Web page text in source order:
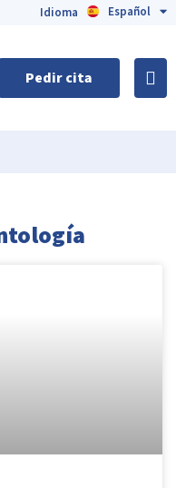
Español
English
Idioma
Pedir cita